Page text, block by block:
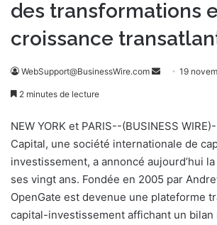
des transformations
croissance
WebSupport@BusinessWire.com
o
y
e
r
19
2 minutes de lecture
NEW YORK et PARIS--(BUSINESS
Capital, une société internationale de
investissement, a annoncé aujourd’hui
ses vingt ans. Fondée en 2005 par
OpenGate est devenue une plateforme
capital-investissement affichant un bilan